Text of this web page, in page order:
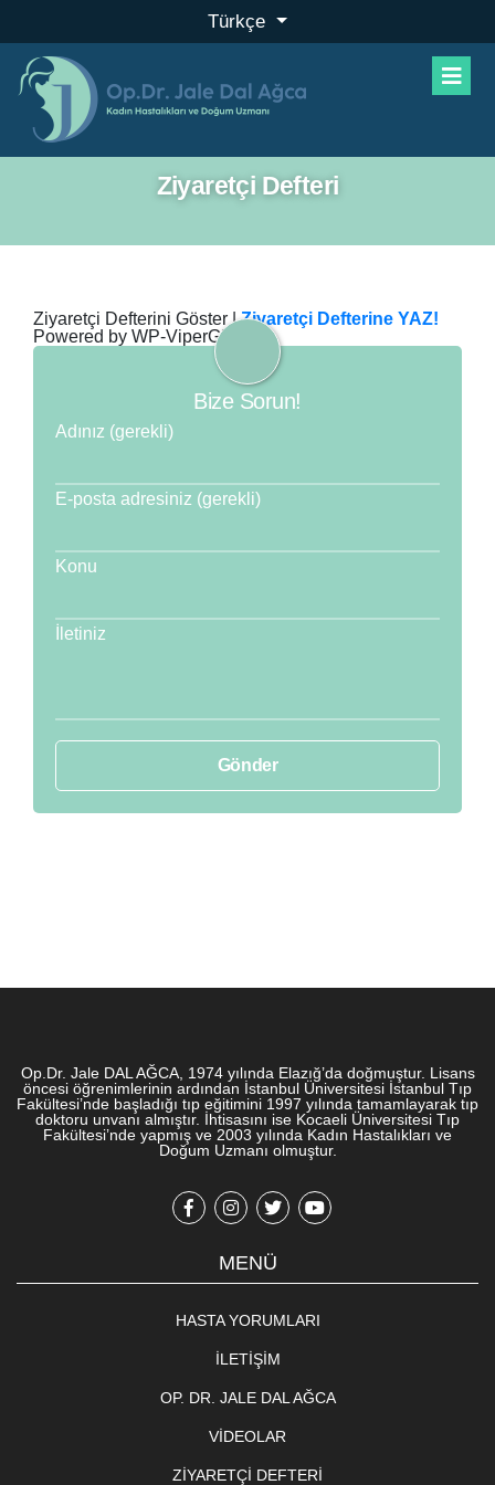
Türkçe
Ziyaretçi Defteri
Ziyaretçi Defterini Göster |Ziyaretçi Defterine YAZ!
Powered by WP-ViperGB
Bize Sorun!
Adınız (gerekli)
E-posta adresiniz (gerekli)
Konu
İletiniz
Op.Dr. Jale DAL AĞCA, 1974 yılında Elazığ’da doğmuştur. Lisans
öncesi öğrenimlerinin ardından İstanbul Üniversitesi İstanbul Tıp
Fakültesi’nde başladığı tıp eğitimini 1997 yılında tamamlayarak tıp
doktoru unvanı almıştır. İhtisasını ise Kocaeli Üniversitesi Tıp
Fakültesi’nde yapmış ve 2003 yılında Kadın Hastalıkları ve
Doğum Uzmanı olmuştur.
MENÜ
HASTA YORUMLARI
İLETIŞIM
OP. DR. JALE DAL AĞCA
VIDEOLAR
ZIYARETÇI DEFTERI